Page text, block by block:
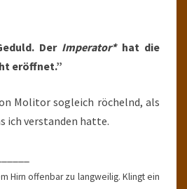
Der Imperator*hat die
eröffnet.”
Molitor sogleich röchelnd, als
ich verstanden hatte.
Hirn offenbar zu langweilig. Klingt ein